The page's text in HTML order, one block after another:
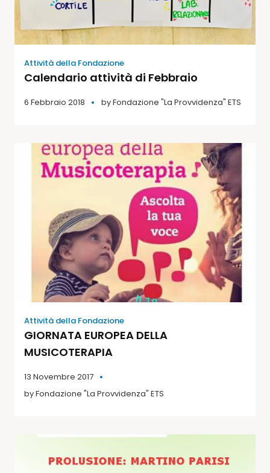
Attività della Fondazione
Calendario attività di Febbraio
6 Febbraio 2018 byFondazione "La Provvidenza" ETS
Attività della Fondazione
GIORNATA EUROPEA DELLA
MUSICOTERAPIA
13 Novembre 2017
byFondazione "La Provvidenza" ETS